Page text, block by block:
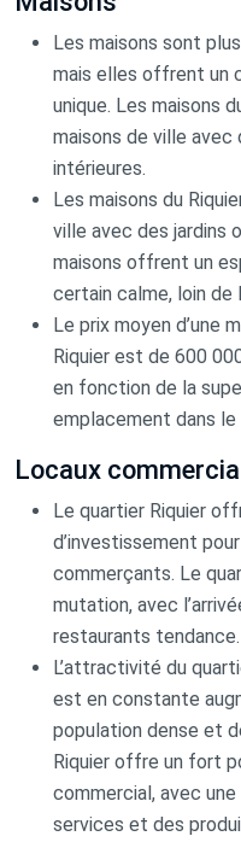
Les maisons sont
mais elles offrent un
unique. Les maisons
maisons de ville avec
intérieures.
Les maisons du
ville avec des jardins
maisons offrent un
certain calme, loin de
Le prix moyen d’une
Riquier est de 600
en fonction de la
emplacement dans le
Locaux
Le quartier Riquier
d’investissement
commerçants. Le
mutation, avec
restaurants tendance.
L’attractivité du
est en constante
population dense et
Riquier offre un fort
commercial, avec
services et des